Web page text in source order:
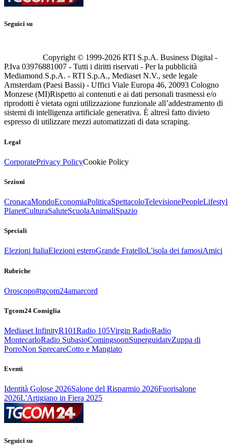
Seguici su
Copyright © 1999-2026 RTI S.p.A. Business Digital -
P.Iva 03976881007 - Tutti i diritti riservati - Per la pubblicità
Mediamond S.p.A. - RTI S.p.A., Mediaset N.V., sede legale
Amsterdam (Paesi Bassi) - Uffici Viale Europa 46, 20093 Cologno
Monzese (MI)Rispetto ai contenuti e ai dati personali trasmessi e/o
riprodotti è vietata ogni utilizzazione funzionale all’addestramento di
sistemi di intelligenza artificiale generativa. È altresì fatto divieto
espresso di utilizzare mezzi automatizzati di data scraping.
Legal
CorporatePrivacy PolicyCookie Policy
Sezioni
CronacaMondoEconomiaPoliticaSpettacoloTelevisionePeople
PlanetCulturaSaluteScuolaAnimaliSpazio
Speciali
Elezioni ItaliaElezioni esteroGrande FratelloL'isola dei famosiAmici
Rubriche
Oroscopo#tgcom24amarcord
Tgcom24 Consiglia
Mediaset InfinityR101Radio 105Virgin RadioRadio
MontecarloRadio SubasioComingsoonSuperguidatvZuppa di
PorroNon SprecareCotto e Mangiato
Eventi
Identità Golose 2026Salone del Risparmio 2026Fuorisalone
2026L'Artigiano in Fiera 2025
Seguici su